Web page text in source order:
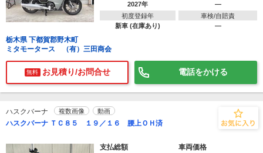
2027年
―
初度登録年
新車 (在庫あり)
車検/自賠責
―
栃木県 下都賀郡野木町
ミタモータース （有）三田商会
無料 お見積り/お問合せ 電話をかける
ハスクバーナ 複数画像 動画
ハスクバーナ ＴＣ８５ １９／１６ 腰上ＯＨ済
支払総額 車両価格
で相場をチェック！
車種選択するだけ、かんたん相場検索
車種
型式(任意)